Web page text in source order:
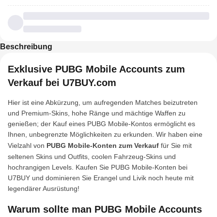
Beschreibung
Exklusive PUBG Mobile Accounts zum
Verkauf bei U7BUY.com
Hier ist eine Abkürzung, um aufregenden Matches beizutreten
und Premium-Skins, hohe Ränge und mächtige Waffen zu
genießen; der Kauf eines PUBG Mobile-Kontos ermöglicht es
Ihnen, unbegrenzte Möglichkeiten zu erkunden. Wir haben eine
Vielzahl von PUBG Mobile-Konten zum Verkauf für Sie mit
seltenen Skins und Outfits, coolen Fahrzeug-Skins und
hochrangigen Levels. Kaufen Sie PUBG Mobile-Konten bei
U7BUY und dominieren Sie Erangel und Livik noch heute mit
legendärer Ausrüstung!
Warum sollte man PUBG Mobile Accounts